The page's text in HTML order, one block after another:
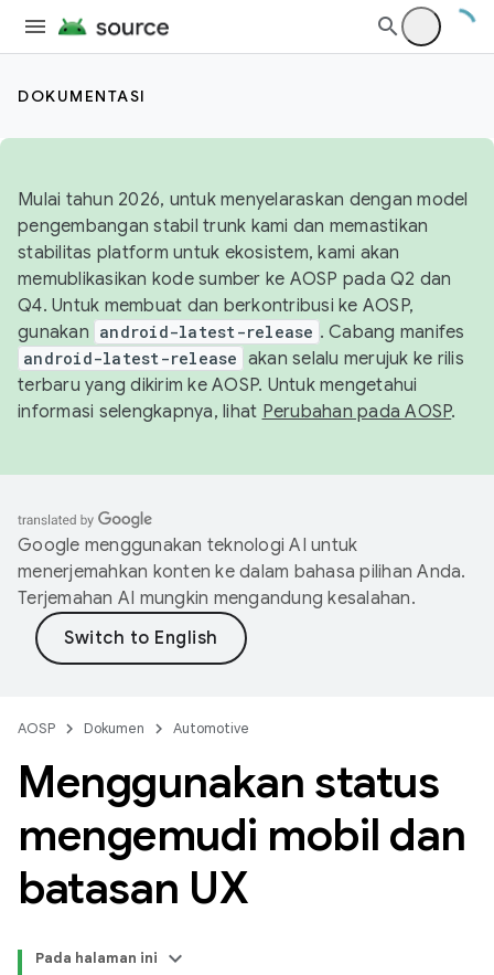
DOKUMENTASI
Mulai tahun 2026, untuk menyelaraskan dengan model
pengembangan stabil trunk kami dan memastikan
stabilitas platform untuk ekosistem, kami akan
memublikasikan kode sumber ke AOSP pada Q2 dan
Q4. Untuk membuat dan berkontribusi ke AOSP,
gunakan android-latest-release . Cabang manifes
android-latest-release akan selalu merujuk ke rilis
terbaru yang dikirim ke AOSP. Untuk mengetahui
informasi selengkapnya, lihat Perubahan pada AOSP.
Google menggunakan teknologi AI untuk
menerjemahkan konten ke dalam bahasa pilihan Anda.
Terjemahan AI mungkin mengandung kesalahan.
AOSP Dokumen Automotive
Menggunakan status
mengemudi mobil dan
batasan UX
Pada halaman ini